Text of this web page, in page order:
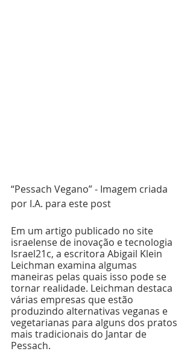
“Pessach Vegano” - Imagem criada
por I.A. para este post
Em um artigo publicado no site
israelense de inovação e tecnologia
Israel21c, a escritora Abigail Klein
Leichman examina algumas
maneiras pelas quais isso pode se
tornar realidade. Leichman destaca
várias empresas que estão
produzindo alternativas veganas e
vegetarianas para alguns dos pratos
mais tradicionais do Jantar de
Pessach.